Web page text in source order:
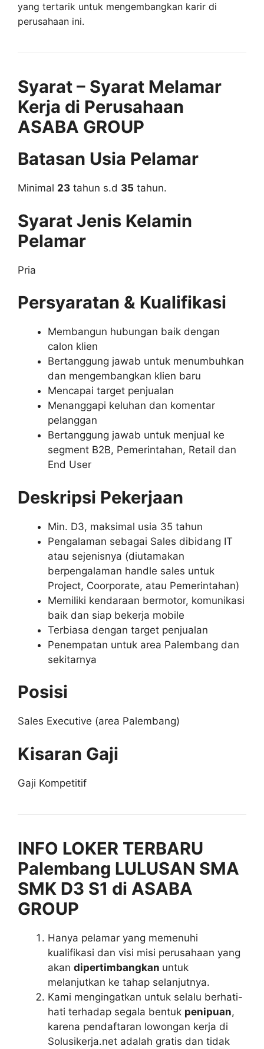
yang tertarik untuk mengembangkan karir di
perusahaan ini.
Syarat – Syarat Melamar
Kerja di Perusahaan
ASABA GROUP
Batasan Usia Pelamar
Minimal 23 tahun s.d 35 tahun.
Syarat Jenis Kelamin
Pelamar
Pria
Persyaratan & Kualifikasi
Membangun hubungan baik dengan
calon klien
Bertanggung jawab untuk menumbuhkan
dan mengembangkan klien baru
Mencapai target penjualan
Menanggapi keluhan dan komentar
pelanggan
Bertanggung jawab untuk menjual ke
segment B2B, Pemerintahan, Retail dan
End User
Deskripsi Pekerjaan
Min. D3, maksimal usia 35 tahun
Pengalaman sebagai Sales dibidang IT
atau sejenisnya (diutamakan
berpengalaman handle sales untuk
Project, Coorporate, atau Pemerintahan)
Memiliki kendaraan bermotor, komunikasi
baik dan siap bekerja mobile
Terbiasa dengan target penjualan
Penempatan untuk area Palembang dan
sekitarnya
Posisi
Sales Executive (area Palembang)
Kisaran Gaji
Gaji Kompetitif
INFO LOKER TERBARU
Palembang LULUSAN SMA
SMK D3 S1 di ASABA
GROUP
Hanya pelamar yang memenuhi
kualifikasi dan visi misi perusahaan yang
akan dipertimbangkan untuk
melanjutkan ke tahap selanjutnya.
Kami mengingatkan untuk selalu berhati-
hati terhadap segala bentuk penipuan,
karena pendaftaran lowongan kerja di
Solusikerja.net adalah gratis dan tidak